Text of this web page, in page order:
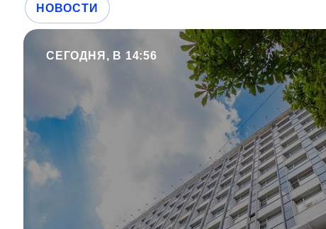
НОВОСТИ
СЕГОДНЯ, В 14:56